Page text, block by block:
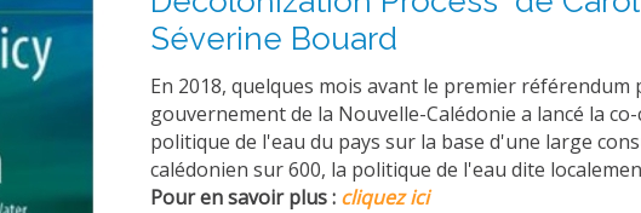
Séverine Bouard
En 2018, quelques mois avant le premier
gouvernement de la Nouvelle-Calédonie a lancé la
politique de l'eau du pays sur la base d'une large
calédonien sur 600, la politique de l'eau dite
Pour en savoir plus : cliquez ici